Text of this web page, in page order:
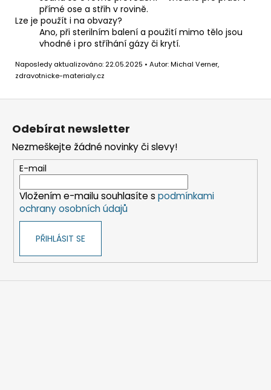
přímé ose a střih v rovině.
Lze je použít i na obvazy?
Ano, při sterilním balení a použití mimo tělo jsou
vhodné i pro stříhání gázy či krytí.
Naposledy aktualizováno: 22.05.2025 • Autor: Michal Verner,
zdravotnicke-materialy.cz
Z
Odebírat newsletter
Nezmeškejte žádné novinky či slevy!
E-mail
Vložením e-mailu souhlasíte s podmínkami
ochrany osobních údajů
PŘIHLÁSIT SE